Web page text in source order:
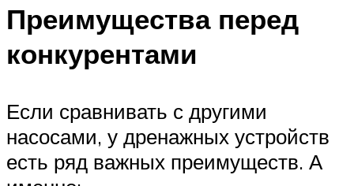
Преимущества перед
конкурентами
Если сравнивать с другими
насосами, у дренажных устройств
есть ряд важных преимуществ. А